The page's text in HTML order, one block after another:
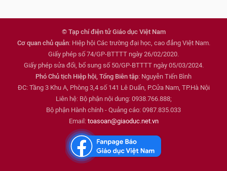
© Tạp chí điện tử Giáo dục Việt Nam
Cơ quan chủ quản: Hiệp hội Các trường đại học, cao đẳng Việt Nam.
Giấy phép số 74/GP-BTTTT ngày 26/02/2020.
Giấy phép sửa đổi, bổ sung số 50/GP-BTTTT ngày 05/03/2024.
Phó Chủ tịch Hiệp hội, Tổng Biên tập: Nguyễn Tiến Bình
ĐC: Tầng 3 Khu A, Phòng 3,4 số 141 Lê Duẩn, P.Cửa Nam, TP.Hà Nội
Liên hệ: Bộ phận nội dung: 0938.766.888;
Bộ phận Hành chính - Quảng cáo: 0987.835.033
Email: toasoan@giaoduc.net.vn